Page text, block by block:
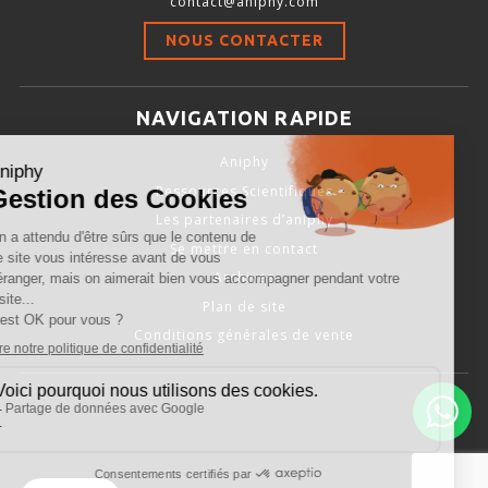
Stimulation-évaluation Thermique
ACTIVITÉ LOCOMOTRICE ET EXPLORATOIRE
COORDINATION ET SENSORI-MOTEUR
INTERACTION SOCIALE
RYTHMES CIRCADIENS
DÉVELOPPEMENTS À FAÇON
PORTIQUES & STATIONS D’ANÉSTHÉSIE
ASPIRATEURS ET CARTOUCHES CHARBON ACTIF
ÉVAPORATEURS
NOUS CONTACTER
NAVIGATION RAPIDE
Aniphy
Ressources Scientifiques
Les partenaires d’aniphy
Se mettre en contact
Archives
Plan de site
Conditions générales de vente